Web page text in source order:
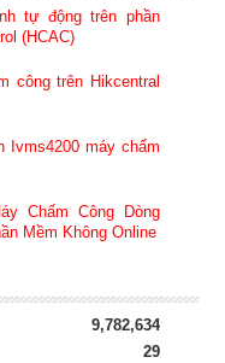
tự động trên phần
(HCAC)
công trên Hikcentral
Ivms4200 máy chấm
Chấm Công Dòng
Mềm Không Online
9,782,634
29